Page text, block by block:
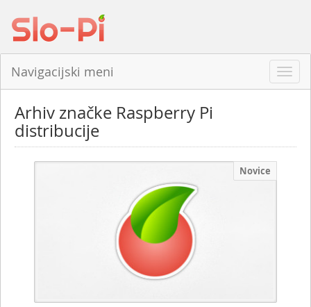
Odpri
Navigacijski meni
Arhiv značke Raspberry Pi
distribucije
Novice